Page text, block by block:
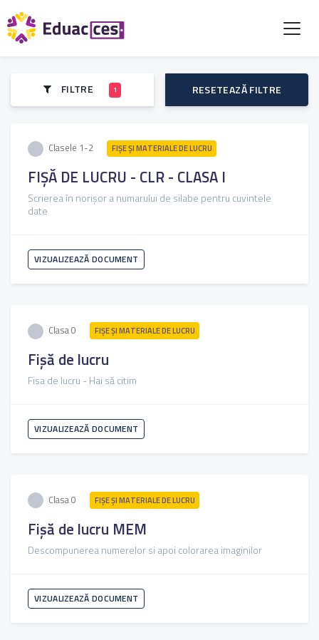
FILTRE 1 RESETEAZĂ FILTRE
Clasele 1-2 FIŞE ŞI MATERIALE DE LUCRU
FIȘĂ DE LUCRU - CLR - CLASA I
Scrierea în norișor a numarului de silabe pentru cuvintele
date
VIZUALIZEAZĂ DOCUMENT
Clasa 0 FIŞE ŞI MATERIALE DE LUCRU
Fișă de lucru
Fisa de lucru - Hai să citim
VIZUALIZEAZĂ DOCUMENT
Clasa 0 FIŞE ŞI MATERIALE DE LUCRU
Fișă de lucru MEM
Descompunerea numerelor si apoi colorarea imaginilor
VIZUALIZEAZĂ DOCUMENT